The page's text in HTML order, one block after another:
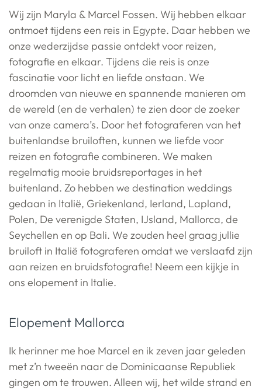
Wij zijn Maryla & Marcel Fossen. Wij hebben elkaar
ontmoet tijdens een reis in Egypte. Daar hebben we
onze wederzijdse passie ontdekt voor reizen,
fotografie en elkaar. Tijdens die reis is onze
fascinatie voor licht en liefde onstaan. We
droomden van nieuwe en spannende manieren om
de wereld (en de verhalen) te zien door de zoeker
van onze camera’s. Door het fotograferen van het
buitenlandse bruiloften, kunnen we liefde voor
reizen en fotografie combineren. We maken
regelmatig mooie bruidsreportages in het
buitenland. Zo hebben we destination weddings
gedaan in Italië, Griekenland, Ierland, Lapland,
Polen, De verenigde Staten, IJsland, Mallorca, de
Seychellen en op Bali. We zouden heel graag jullie
bruiloft in Italië fotograferen omdat we verslaafd zijn
aan reizen en bruidsfotografie! Neem een kijkje in
ons elopement in Italie.
Elopement Mallorca
Ik herinner me hoe Marcel en ik zeven jaar geleden
met z’n tweeën naar de Dominicaanse Republiek
gingen om te trouwen. Alleen wij, het wilde strand en